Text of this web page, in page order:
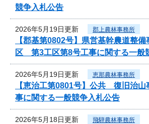
競争入札公告
2026年5月19日更新 郡上農林事務所
【郡基第0802号】県営基幹農道整
区 第3工区第8号工事に関する一般
2026年5月19日更新 恵那農林事務所
【恵治工第0801号】公共 復旧治
事に関する一般競争入札公告
2026年5月18日更新 飛騨農林事務所